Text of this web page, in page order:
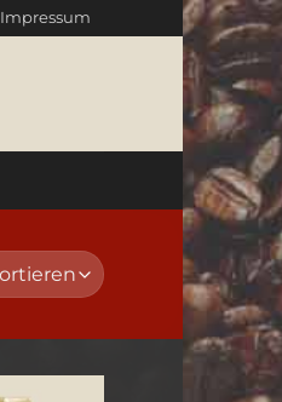
Impressum